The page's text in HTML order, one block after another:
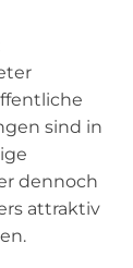
sind in
dennoch
attraktiv